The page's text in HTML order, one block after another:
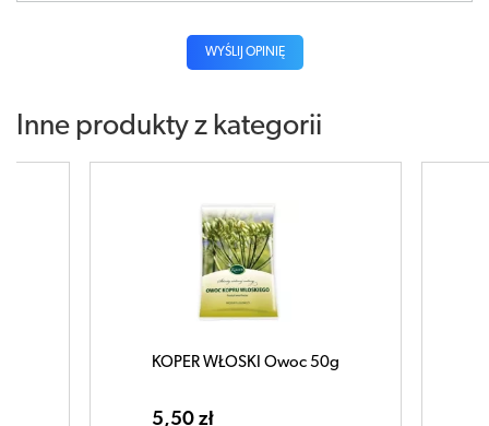
WYŚLIJ OPINIĘ
Inne produkty z kategorii
Szyszka chmielu 25g